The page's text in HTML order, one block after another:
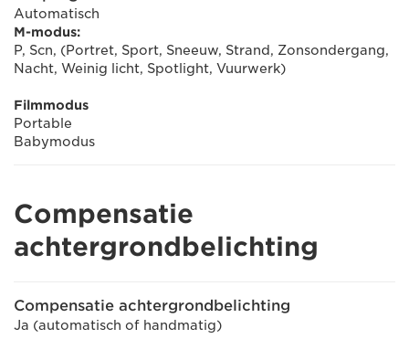
Automatisch
M-modus:
P, Scn, (Portret, Sport, Sneeuw, Strand, Zonsondergang,
Nacht, Weinig licht, Spotlight, Vuurwerk)
Filmmodus
Portable
Babymodus
Compensatie
achtergrondbelichting
Compensatie achtergrondbelichting
Ja (automatisch of handmatig)